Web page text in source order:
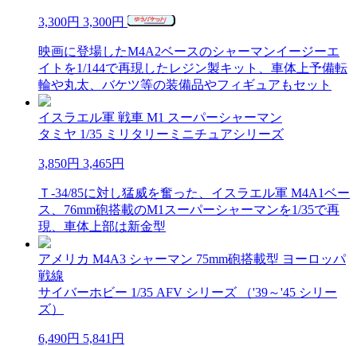
3,300円 3,300円
映画に登場したM4A2ベースのシャーマンイージーエ
イトを1/144で再現したレジン製キット、車体上予備転
輪や丸太、バケツ等の装備品やフィギュアもセット
イスラエル軍 戦車 M1 スーパーシャーマン
タミヤ 1/35 ミリタリーミニチュアシリーズ
3,850円 3,465円
Ｔ-34/85に対し猛威を奮った、イスラエル軍 M4A1ベー
ス、76mm砲搭載のM1スーパーシャーマンを1/35で再
現、車体上部は新金型
アメリカ M4A3 シャーマン 75mm砲搭載型 ヨーロッパ
戦線
サイバーホビー 1/35 AFV シリーズ （'39～'45 シリー
ズ）
6,490円 5,841円